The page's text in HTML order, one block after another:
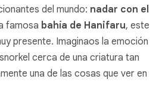
del mundo: nadar con el
famosa bahía de Hanifaru, este
presente. Imaginaos la emoción
snorkel cerca de una criatura tan
una de las cosas que ver en